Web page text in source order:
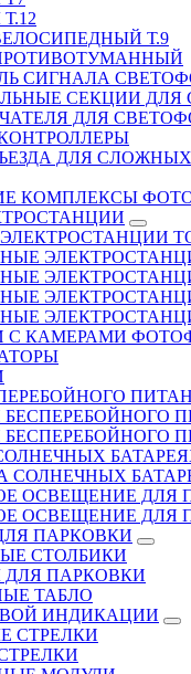
Т.9
СИГНАЛА
СЕКЦИИ ДЛЯ
ДЛЯ
ДЛЯ
КОМПЛЕКСЫ
С КАМЕРАМИ
СОЛНЕЧНЫХ
ОСВЕЩЕНИЕ ДЛЯ
ОСВЕЩЕНИЕ ДЛЯ
ПАРКОВКИ
СТОЛБИКИ
ПАРКОВКИ
ТАБЛО
ИНДИКАЦИИ
СТРЕЛКИ